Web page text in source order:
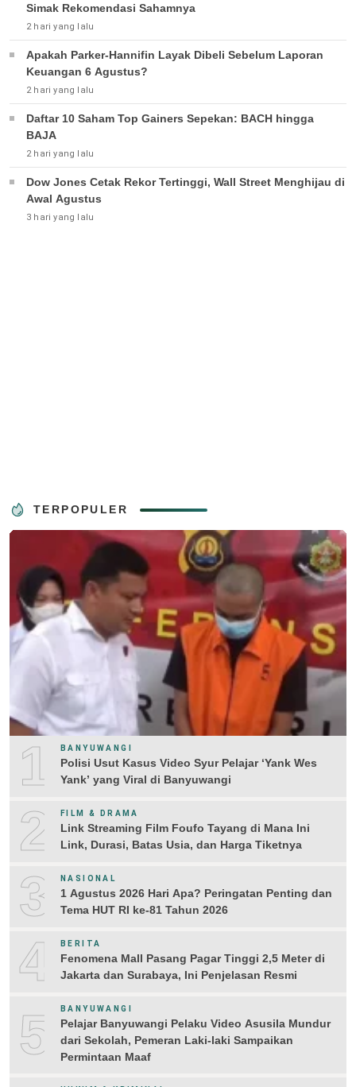
Simak Rekomendasi Sahamnya
2 hari yang lalu
Apakah Parker-Hannifin Layak Dibeli Sebelum Laporan
Keuangan 6 Agustus?
2 hari yang lalu
Daftar 10 Saham Top Gainers Sepekan: BACH hingga
BAJA
2 hari yang lalu
Dow Jones Cetak Rekor Tertinggi, Wall Street Menghijau di
Awal Agustus
3 hari yang lalu
TERPOPULER
1 BANYUWANGI
Polisi Usut Kasus Video Syur Pelajar ‘Yank Wes
Yank’ yang Viral di Banyuwangi
2 FILM & DRAMA
Link Streaming Film Foufo Tayang di Mana Ini
Link, Durasi, Batas Usia, dan Harga Tiketnya
3 NASIONAL
1 Agustus 2026 Hari Apa? Peringatan Penting dan
Tema HUT RI ke-81 Tahun 2026
4 BERITA
Fenomena Mall Pasang Pagar Tinggi 2,5 Meter di
Jakarta dan Surabaya, Ini Penjelasan Resmi
5 BANYUWANGI
Pelajar Banyuwangi Pelaku Video Asusila Mundur
dari Sekolah, Pemeran Laki-laki Sampaikan
Permintaan Maaf